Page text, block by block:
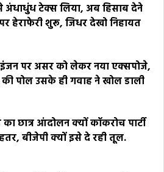
अंधाधुंध टेक्स लिया, अब हिसाब देने
हेराफेरी शुरू, जिधर देखो निहायत
पर असर को लेकर नया एक्सपोजे,
पोल उसके ही गवाह ने खोल डाली
छात्र आंदोलन क्यों कॉकरोच पार्टी
बीजेपी क्यों इसे दे रही तूल.